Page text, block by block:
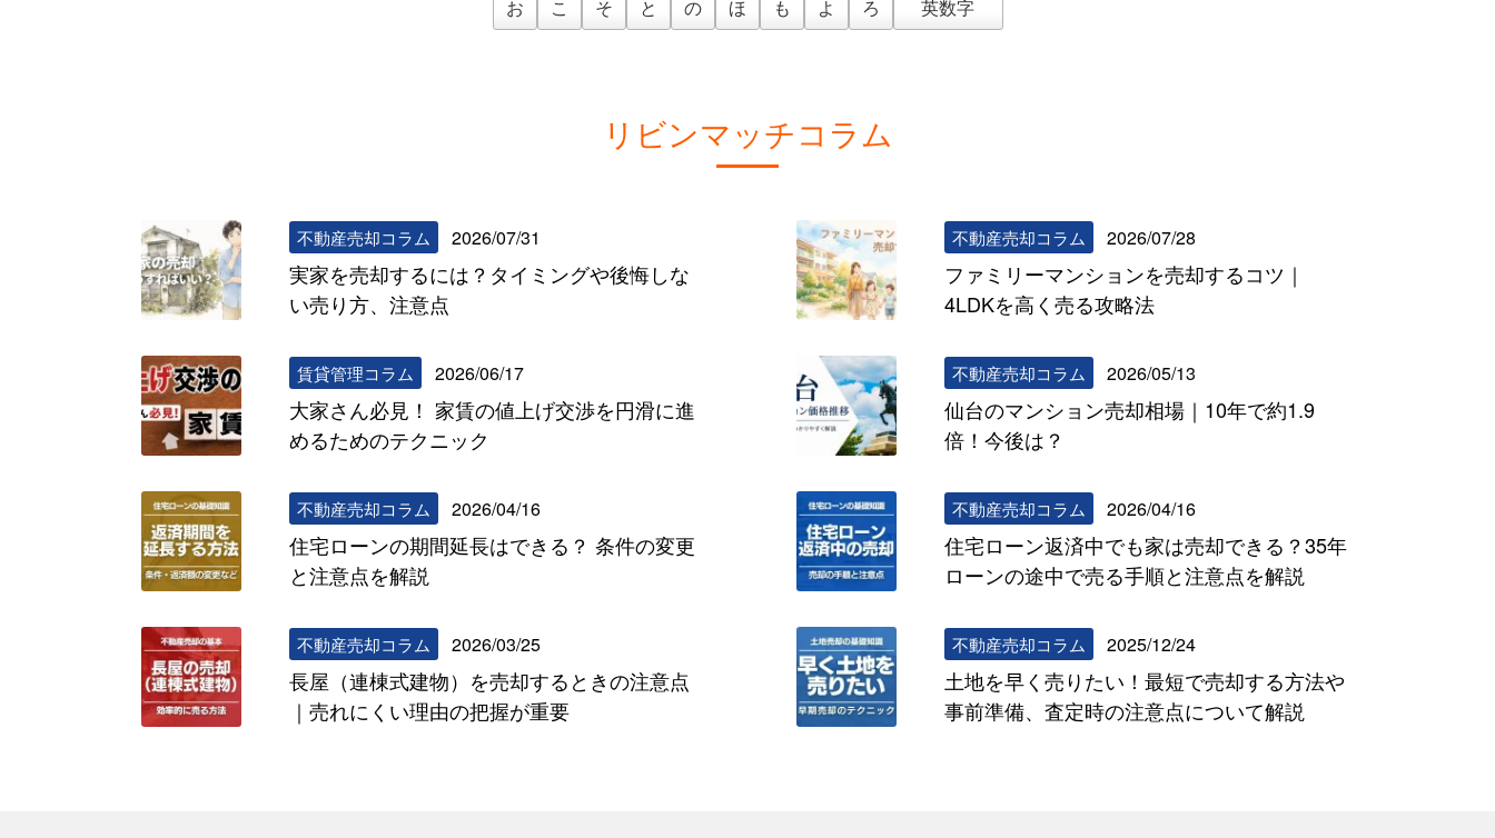
お
こ
そ
と
の
ほ
も
よ
ろ
英数字
リビンマッチコラム
不動産売却コラム 2026/07/31
実家を売却するには？タイミングや後悔しな
い売り方、注意点
不動産売却コラム 2026/07/28
ファミリーマンションを売却するコツ｜
4LDKを高く売る攻略法
賃貸管理コラム 2026/06/17
大家さん必見！ 家賃の値上げ交渉を円滑に進
めるためのテクニック
不動産売却コラム 2026/05/13
仙台のマンション売却相場｜10年で約1.9
倍！今後は？
不動産売却コラム 2026/04/16
住宅ローンの期間延長はできる？ 条件の変更
と注意点を解説
不動産売却コラム 2026/04/16
住宅ローン返済中でも家は売却できる？35年
ローンの途中で売る手順と注意点を解説
不動産売却コラム 2026/03/25
長屋（連棟式建物）を売却するときの注意点
｜売れにくい理由の把握が重要
不動産売却コラム 2025/12/24
土地を早く売りたい！最短で売却する方法や
事前準備、査定時の注意点について解説